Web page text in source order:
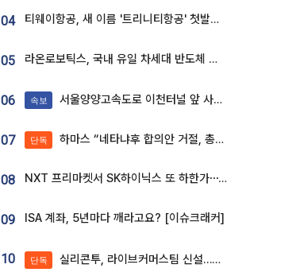
04 티웨이항공, 새 이름 '트리니티항공' 첫발…SSC 전략 본격화
05 라온로보틱스, 국내 유일 차세대 반도체 공정 로봇 개발 ‘고객사 테스트 진행’
06 속보 서울양양고속도로 이천터널 앞 사고 발생
07 단독 하마스 “네타냐후 합의안 거절, 총선 앞두고 시간 끌기”
08 NXT 프리마켓서 SK하이닉스 또 하한가⋯‘11주 거래’에 시초가 왜곡
09 ISA 계좌, 5년마다 깨라고요? [이슈크래커]
10 단독 실리콘투, 라이브커머스팀 신설…K뷰티 ‘글로벌 판매망’ 확대[K뷰티 라방戰]